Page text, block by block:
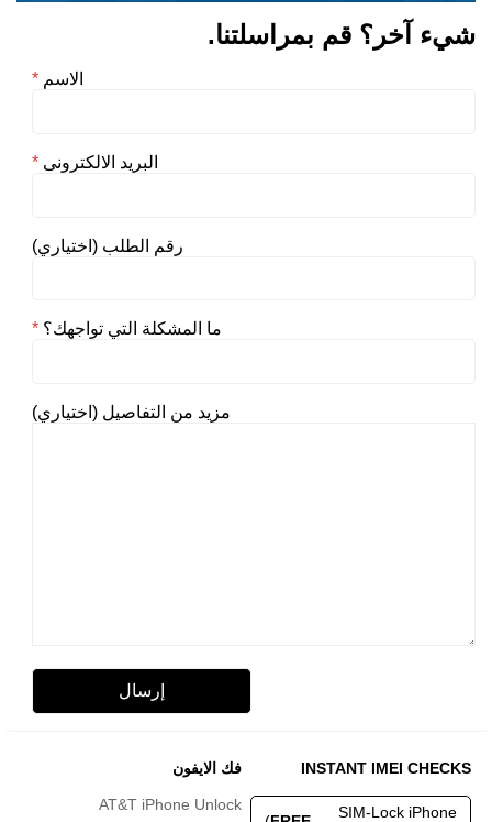
شيء آخر؟ قم بمراسلتنا.
* الاسم
* البريد الالكترونى
رقم الطلب (اختياري)
* ما المشكلة التي تواجهك؟
مزيد من التفاصيل (اختياري)
INSTANT IMEI CHECKS
SIM-Lock iPhone
فك الايفون
AT&T iPhone Unlock